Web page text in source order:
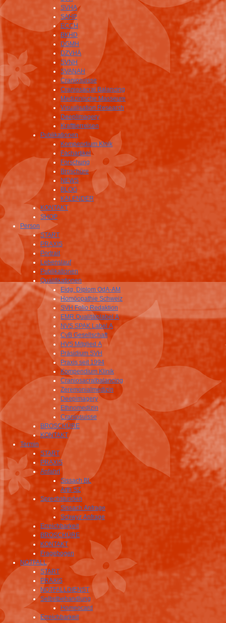
SVHA
SAHP
ECCH
BKHD
DGMH
DZVHÄ
SVNH
SVANAH
Craniosuisse
Craniosacral Balancing
Medizinische Masseure
Visualisation Research
Deeplimagery
Krafttierreisen
Publikationen
Kompendium Klnik
Fachartikel
Forschung
Broschüre
NEWS
BLOG
KALENDER
KONTAKT
SHOP
Person
START
PRAXIS
Portrait
Lebenslauf
Publikationen
Qualifikationen
Eidg. Diplom OdA-AM
Homöopathie Schweiz
SVH Folio Redaktion
EMR Qualitätslabel A
NVS SPAK Label A
CvB Gesellschaft
HVS Mitglied A
Präsidium SVH
Praxis seit 1994
Kompendium Klinik
Craniosacralbalancing
Zeremonialmedizin
Deepimagery
Ethnomedizin
Craniosuisse
BROSCHÜRE
KONTAKT
Termin
START
PRAXIS
Anfahrt
Sissach BL
Arth SZ
Sprechstunden
Sissach Anfrage
Schwyz Anfrage
Erreichbarkeit
BROSCHÜRE
KONTAKT
Fragebogen
NOTFALL
START
PRAXIS
NOTFALLDIENST
Selbstbehandlung
Homeocard
Erreichbarkeit